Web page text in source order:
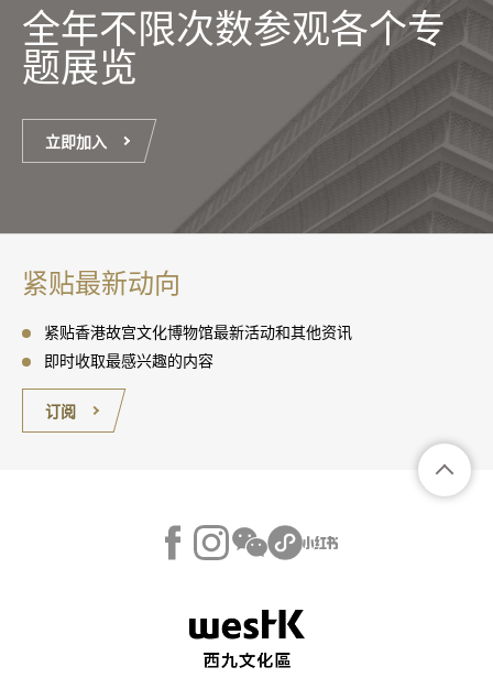
全年不限次数参观各个专
题展览
立即加入
紧贴最新动向
紧贴香港故宫文化博物馆最新活动和其他资讯
即时收取最感兴趣的内容
订阅